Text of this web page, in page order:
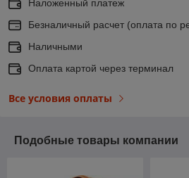
Наложенный платеж
Безналичный расчет (оплата по
Наличными
Оплата картой через терминал
Все условия оплаты
Подобные товары компании